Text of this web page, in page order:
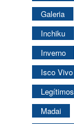
Galeria
Inchiku
Inverno
Isco Vivo
Legítimos
Madai